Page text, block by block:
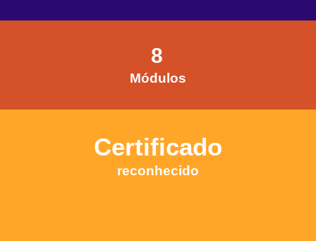
8
Módulos
Certificado
reconhecido